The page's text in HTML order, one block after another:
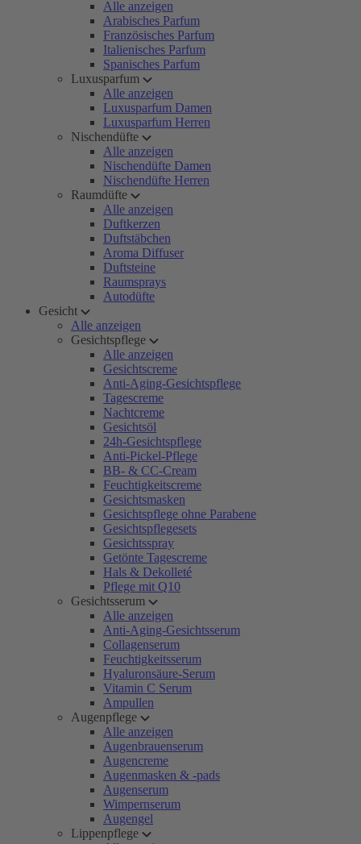
Alle anzeigen
Arabisches Parfum
Französisches Parfum
Italienisches Parfum
Spanisches Parfum
Luxusparfum
Alle anzeigen
Luxusparfum Damen
Luxusparfum Herren
Nischendüfte
Alle anzeigen
Nischendüfte Damen
Nischendüfte Herren
Raumdüfte
Alle anzeigen
Duftkerzen
Duftstäbchen
Aroma Diffuser
Duftsteine
Raumsprays
Autodüfte
Gesicht
Alle anzeigen
Gesichtspflege
Alle anzeigen
Gesichtscreme
Anti-Aging-Gesichtspflege
Tagescreme
Nachtcreme
Gesichtsöl
24h-Gesichtspflege
Anti-Pickel-Pflege
BB- & CC-Cream
Feuchtigkeitscreme
Gesichtsmasken
Gesichtspflege ohne Parabene
Gesichtspflegesets
Gesichtsspray
Getönte Tagescreme
Hals & Dekolleté
Pflege mit Q10
Gesichtsserum
Alle anzeigen
Anti-Aging-Gesichtsserum
Collagenserum
Feuchtigkeitsserum
Hyaluronsäure-Serum
Vitamin C Serum
Ampullen
Augenpflege
Alle anzeigen
Augenbrauenserum
Augencreme
Augenmasken & -pads
Augenserum
Wimpernserum
Augengel
Lippenpflege